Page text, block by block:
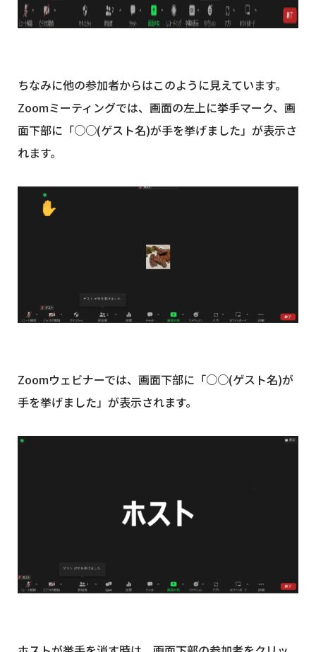
ちなみに他の参加者からはこのように見えています。
Zoomミーティングでは、画面の左上に挙手マーク、画
面下部に「○○(ゲスト名)が手を挙げました」が表示さ
れます。
Zoomウェビナーでは、画面下部に「○○(ゲスト名)が
手を挙げました」が表示されます。